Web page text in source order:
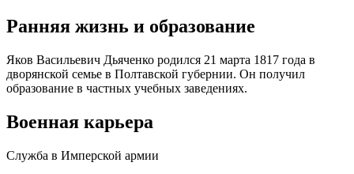
Ранняя жизнь и образование
Яков Васильевич Дьяченко родился 21 марта 1817 года в
дворянской семье в Полтавской губернии. Он получил
образование в частных учебных заведениях.
Военная карьера
Служба в Имперской армии